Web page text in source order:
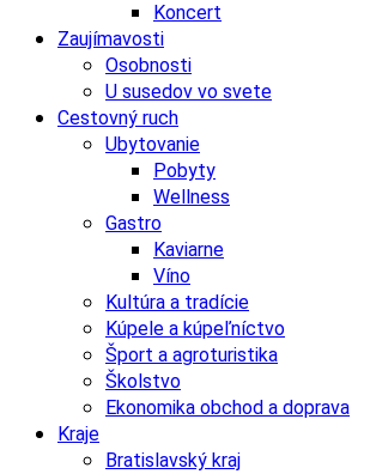
Koncert
Zaujímavosti
Osobnosti
U susedov vo svete
Cestovný ruch
Ubytovanie
Pobyty
Wellness
Gastro
Kaviarne
Víno
Kultúra a tradície
Kúpele a kúpeľníctvo
Šport a agroturistika
Školstvo
Ekonomika obchod a doprava
Kraje
Bratislavský kraj